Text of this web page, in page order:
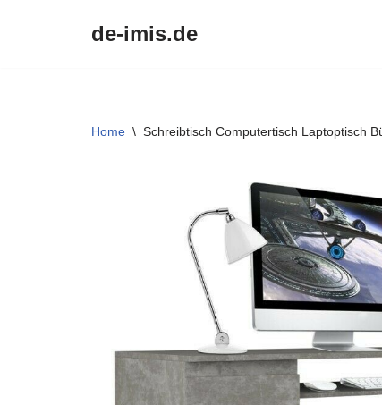
de-imis.de
Home \ Schreibtisch Computertisch Laptoptisch